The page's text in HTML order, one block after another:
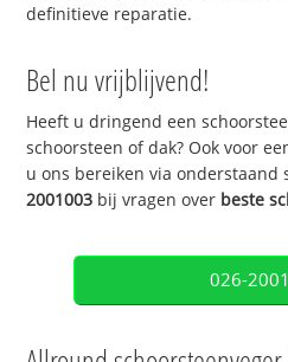
definitieve reparatie.
Bel nu vrijblijvend!
Heeft u dringend een
schoorsteen of dak? Ook voor
u ons bereiken via
2001003 bij vragen over beste
026-